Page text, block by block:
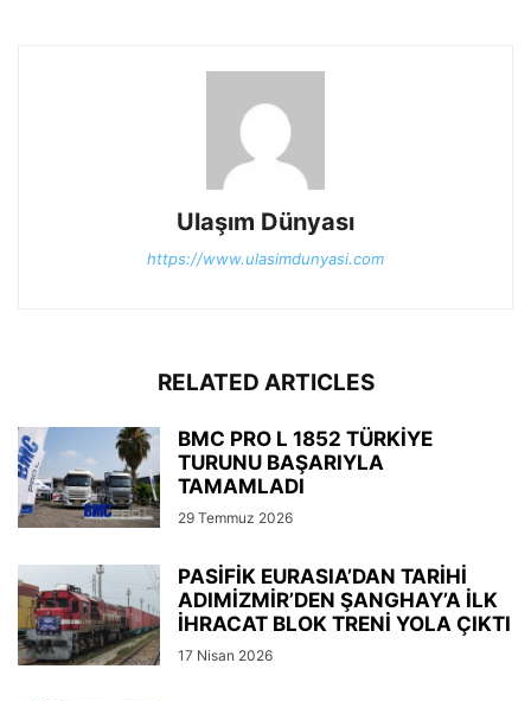
Ulaşım Dünyası
https://www.ulasimdunyasi.com
RELATED ARTICLES
BMC PRO L 1852 TÜRKİYE
TURUNU BAŞARIYLA
TAMAMLADI
29 Temmuz 2026
PASİFİK EURASIA’DAN TARİHİ
ADIMİZMİR’DEN ŞANGHAY’A İLK
İHRACAT BLOK TRENİ YOLA ÇIKTI
17 Nisan 2026